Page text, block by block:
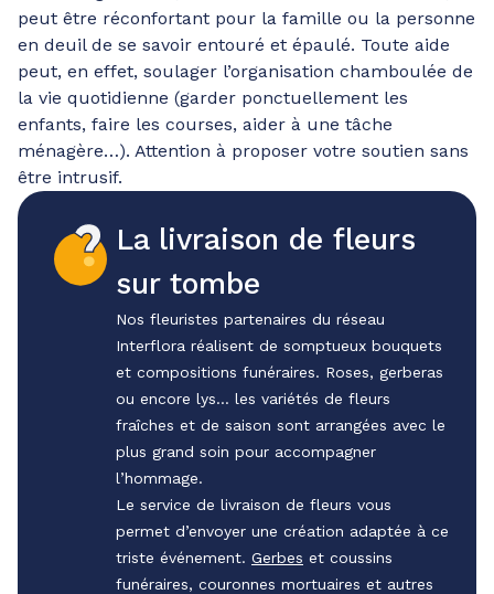
peut être réconfortant pour la famille ou la personne
en deuil de se savoir entouré et épaulé. Toute aide
peut, en effet, soulager l’organisation chamboulée de
la vie quotidienne (garder ponctuellement les
enfants, faire les courses, aider à une tâche
ménagère…). Attention à proposer votre soutien sans
être intrusif.
La livraison de fleurs
sur tombe
Nos fleuristes partenaires du réseau
Interflora réalisent de somptueux bouquets
et compositions funéraires. Roses, gerberas
ou encore lys… les variétés de fleurs
fraîches et de saison sont arrangées avec le
plus grand soin pour accompagner
l’hommage.
Le service de livraison de fleurs vous
permet d’envoyer une création adaptée à ce
triste événement. Gerbes et coussins
funéraires, couronnes mortuaires et autres